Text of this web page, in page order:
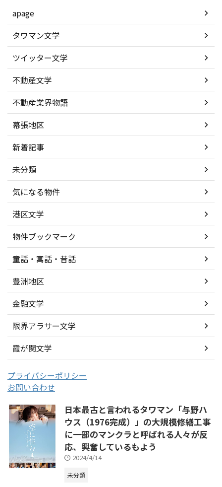
apage
タワマン文学
ツイッター文学
不動産文学
不動産業界物語
幕張地区
新着記事
未分類
気になる物件
港区文学
物件ブックマーク
童話・寓話・昔話
豊洲地区
金融文学
限界アラサー文学
霞が関文学
プライバシーポリシー
お問い合わせ
日本最古と言われるタワマン「与野ハ
ウス（1976完成）」の大規模修繕工事
に一部のマンクラと呼ばれる人々が反
応、興奮しているもよう
2024/4/14
未分類